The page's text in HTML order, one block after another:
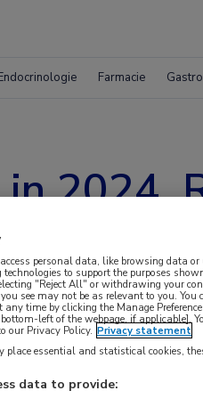
Farmacie
2024,
voedselinfectie in 2024
personal data, like browsing data or
technologies to support the purposes
"Reject All" or withdrawing your
see may not be as relevant to you.
time by clicking the Manage
left of the webpage, if applicable].
our Privacy Policy. Privacy statement
essential and statistical cookies,
data to provide: